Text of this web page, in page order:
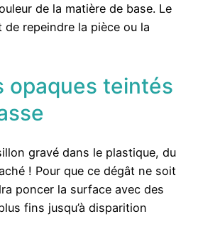
de la matière de base. Le
de repeindre la pièce ou la
opaques teintés
gravé dans le plastique, du
! Pour que ce dégât ne soit
poncer la surface avec des
fins jusqu’à disparition